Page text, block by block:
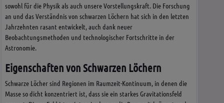
sowohl für die Physik als auch unsere Vorstellungskraft. Die Forschung
an und das Verständnis von schwarzen Löchern hat sich in den letzten
Jahrzehnten rasant entwickelt, auch dank neuer
Beobachtungsmethoden und technologischer Fortschritte in der
Astronomie.
Eigenschaften von Schwarzen Löchern
Schwarze Löcher sind Regionen im Raumzeit-Kontinuum, in denen die
Masse so dicht konzentriert ist, dass sie ein starkes Gravitationsfeld